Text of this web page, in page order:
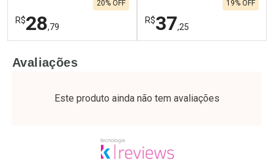
R$28,79
20% OFF
Laboratório
Por Menos
R$37,25
19% OFF
Laboratório
Por Menos
Avaliações
Este produto ainda não tem avaliações